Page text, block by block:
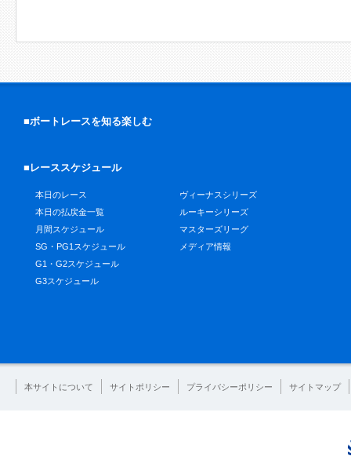
■ボートレースを知る楽しむ
■レーススケジュール
本日のレース
本日の払戻金一覧
月間スケジュール
SG・PG1スケジュール
G1・G2スケジュール
G3スケジュール
ヴィーナスシリーズ
ルーキーシリーズ
マスターズリーグ
メディア情報
本サイトについて サイトポリシー プライバシーポリシー サイトマップ